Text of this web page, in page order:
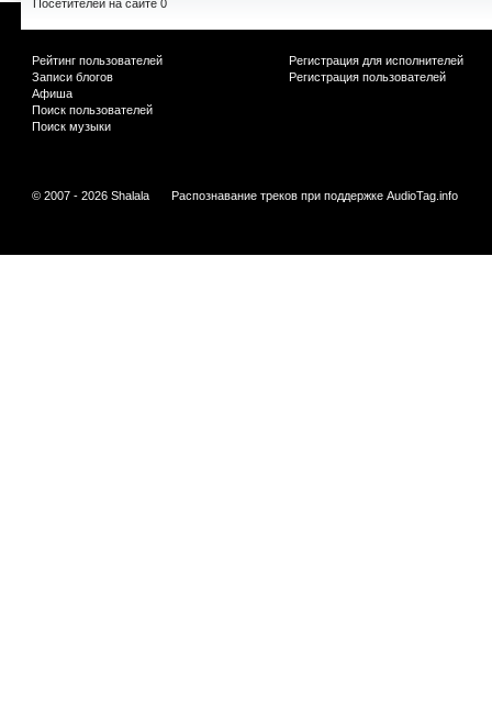
Посетителей на сайте 0
Рейтинг пользователей
Записи блогов
Афиша
Поиск пользователей
Поиск музыки
Регистрация для исполнителей
Регистрация пользователей
© 2007 - 2026 Shalala Распознавание треков при поддержке AudioTag.info